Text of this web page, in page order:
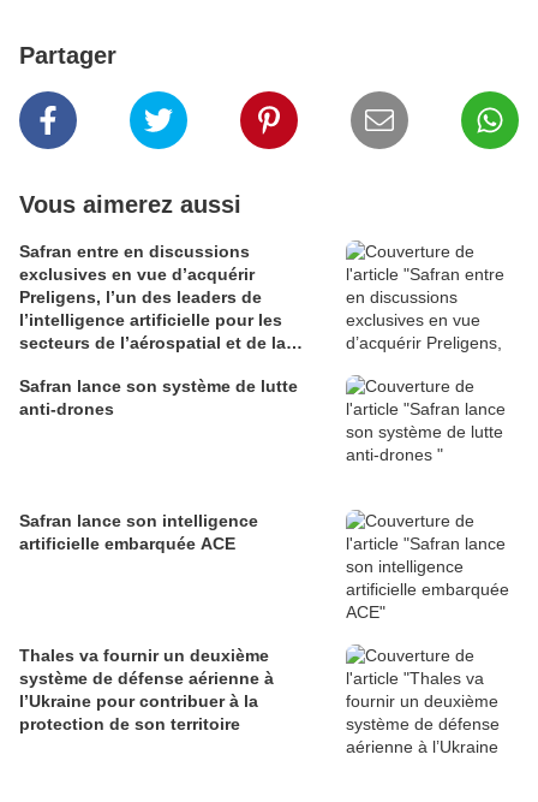
Partager
Vous aimerez aussi
Safran entre en discussions
exclusives en vue d’acquérir
Preligens, l’un des leaders de
l’intelligence artificielle pour les
secteurs de l’aérospatial et de la
Safran lance son système de lutte
anti-drones
Safran lance son intelligence
artificielle embarquée ACE
Thales va fournir un deuxième
système de défense aérienne à
l’Ukraine pour contribuer à la
protection de son territoire